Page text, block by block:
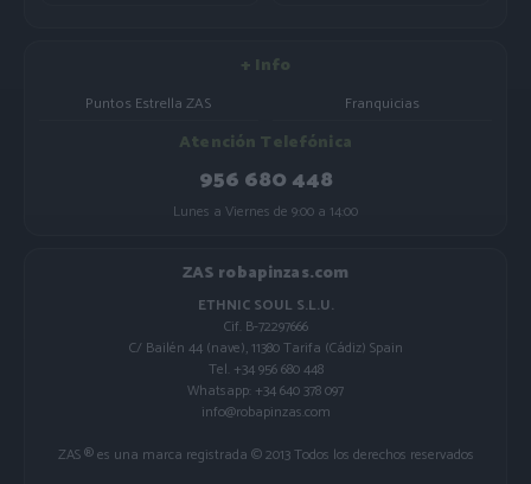
+ Info
Puntos Estrella ZAS Franquicias
Atención Telefónica
956 680 448
Lunes a Viernes de 9:00 a 14:00
ZAS robapinzas.com
ETHNIC SOUL S.L.U.
Cif. B-72297666
C/ Bailén 44 (nave), 11380 Tarifa (Cádiz) Spain
Tel. +34 956 680 448
Whatsapp: +34 640 378 097
info@robapinzas.com
ZAS ® es una marca registrada © 2013 Todos los derechos reservados